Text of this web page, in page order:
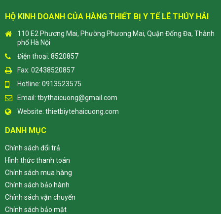
HỘ KINH DOANH CỦA HÀNG THIẾT BỊ Y TẾ LÊ THÚY HẢI
110 E2 Phương Mai, Phường Phương Mai, Quận Đống Đa, Thành
phố Hà Nội
Điện thoại: 8520857
Fax: 02438520857
Hotline: 0913523575
Email: tbythaicuong@gmail.com
Website: thietbiytehaicuong.com
DANH MỤC
Chính sách đổi trả
Hình thức thanh toán
Chính sách mua hàng
Chính sách bảo hành
Chính sách vận chuyển
Chính sách bảo mật